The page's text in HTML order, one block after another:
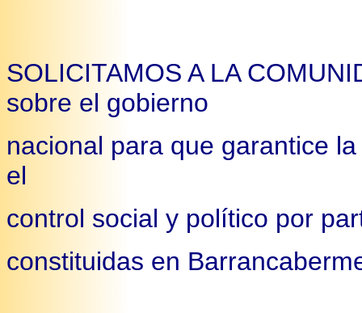
SOLICITAMOS A LA
sobre el gobierno
nacional para que garantice
el
control social y político por
constituidas en